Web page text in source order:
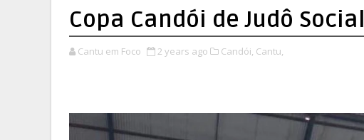
Copa Candói de Judô Social
Cantu em Foco 2 years ago Candói, Cantu,